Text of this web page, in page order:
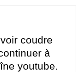
coudre
à
youtube.